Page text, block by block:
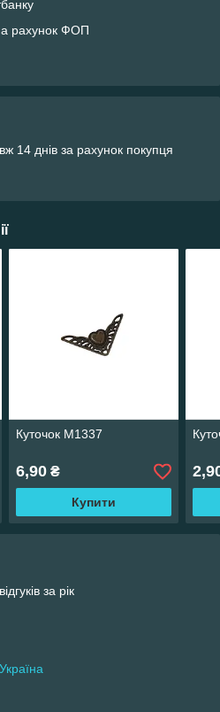
рахунок ФОП
14 днів за рахунок покупця
Куточок М1337
6,90₴
Купити
за рік